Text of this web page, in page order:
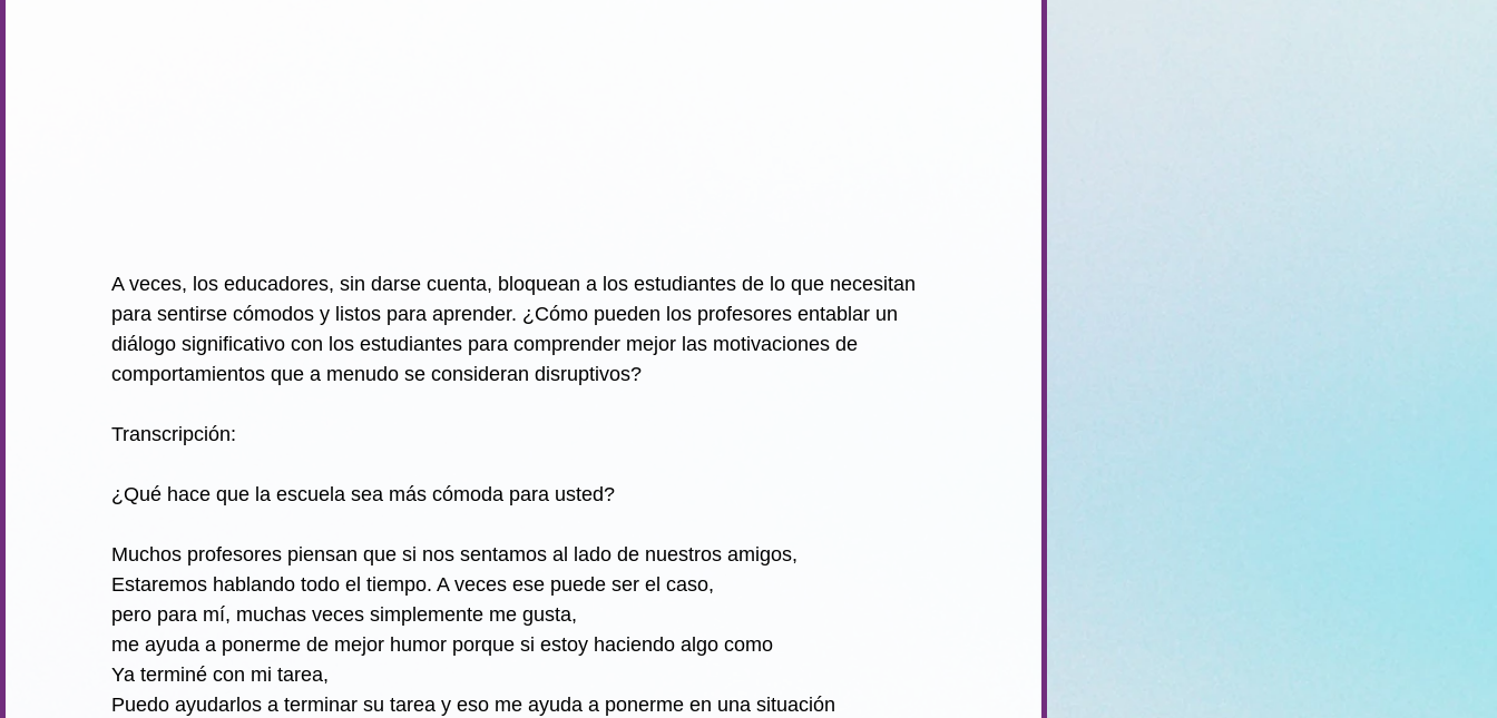
A veces, los educadores, sin darse cuenta, bloquean a los estudiantes de lo que necesitan
para sentirse cómodos y listos para aprender. ¿Cómo pueden los profesores entablar un
diálogo significativo con los estudiantes para comprender mejor las motivaciones de
comportamientos que a menudo se consideran disruptivos?
Transcripción:
¿Qué hace que la escuela sea más cómoda para usted?
Muchos profesores piensan que si nos sentamos al lado de nuestros amigos,
Estaremos hablando todo el tiempo. A veces ese puede ser el caso,
pero para mí, muchas veces simplemente me gusta,
me ayuda a ponerme de mejor humor porque si estoy haciendo algo como
Ya terminé con mi tarea,
Puedo ayudarlos a terminar su tarea y eso me ayuda a ponerme en una situación